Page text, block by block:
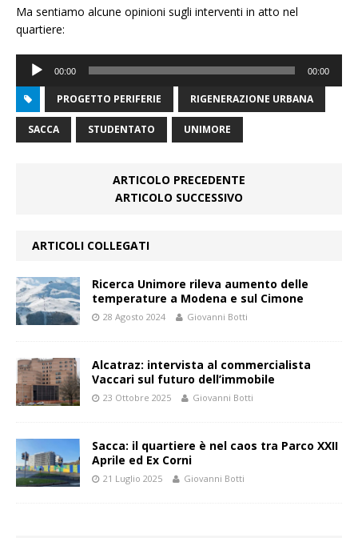
Ma sentiamo alcune opinioni sugli interventi in atto nel
quartiere:
Audio
Player
00:00 00:00
PROGETTO PERIFERIE RIGENERAZIONE URBANA
SACCA STUDENTATO UNIMORE
ARTICOLO PRECEDENTE
ARTICOLO SUCCESSIVO
ARTICOLI COLLEGATI
Ricerca Unimore rileva aumento delle
temperature a Modena e sul Cimone
28 Agosto 2024 Giovanni Botti
Alcatraz: intervista al commercialista
Vaccari sul futuro dell’immobile
23 Ottobre 2025 Giovanni Botti
Sacca: il quartiere è nel caos tra Parco XXII
Aprile ed Ex Corni
21 Luglio 2025 Giovanni Botti